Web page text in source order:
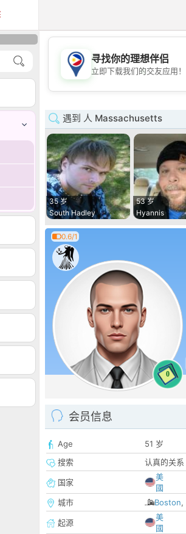
💖
寻找你的理想伴侣
立即下载我们的交友应用！
遇到 人 Massachusetts
35 岁
South Hadley
53 岁
Hyannis
0.6/1
0
会员信息
Age
51 岁
搜索
认真的关系
国家
美
國
城市
Boston,
起源
美
國